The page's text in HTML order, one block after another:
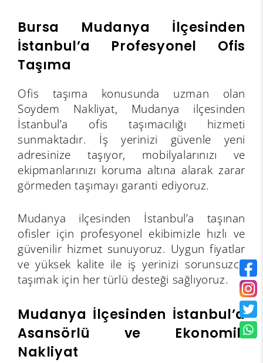
Bursa Mudanya İlçesinden
İstanbul’a Profesyonel Ofis
Taşıma
Ofis taşıma konusunda uzman olan
Soydem Nakliyat, Mudanya ilçesinden
İstanbul’a ofis taşımacılığı hizmeti
sunmaktadır. İş yerinizi güvenle yeni
adresinize taşıyor, mobilyalarınızı ve
ekipmanlarınızı koruma altına alarak zarar
görmeden taşımayı garanti ediyoruz.
Mudanya ilçesinden İstanbul’a taşınan
ofisler için profesyonel ekibimizle hızlı ve
güvenilir hizmet sunuyoruz. Uygun fiyatlar
ve yüksek kalite ile iş yerinizi sorunsuzca
taşımak için her türlü desteği sağlıyoruz.
Mudanya İlçesinden İstanbul’a
Asansörlü ve Ekonomik
Nakliyat